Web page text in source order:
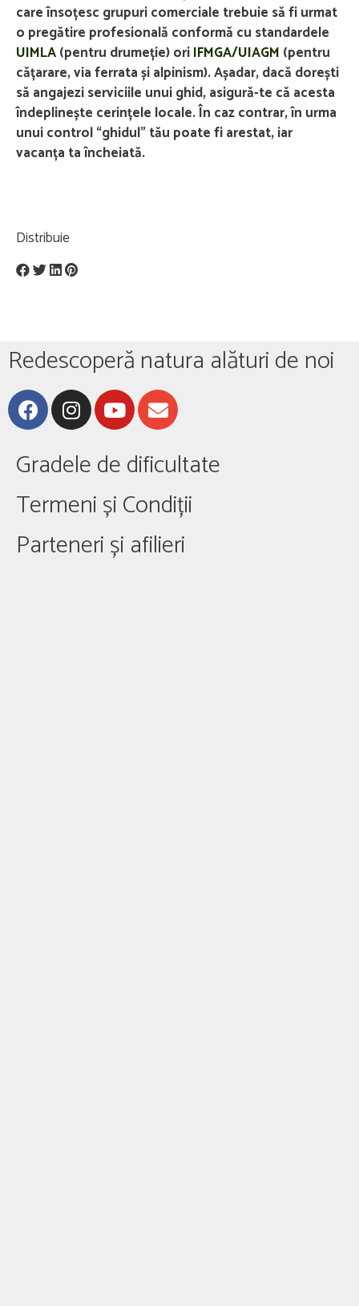
care însoțesc grupuri comerciale trebuie să fi urmat
o pregătire profesională conformă cu standardele
UIMLA(pentru drumeție) oriIFMGA/UIAGM (pentru
cățarare, via ferrata și alpinism). Așadar, dacă dorești
să angajezi serviciile unui ghid, asigură-te că acesta
îndeplinește cerințele locale. În caz contrar, în urma
unui control “ghidul” tău poate fi arestat, iar
vacanța ta încheiată.
Distribuie
Redescoperă natura alături de noi
Gradele de dificultate
Termeni și Condiții
Parteneri și afilieri